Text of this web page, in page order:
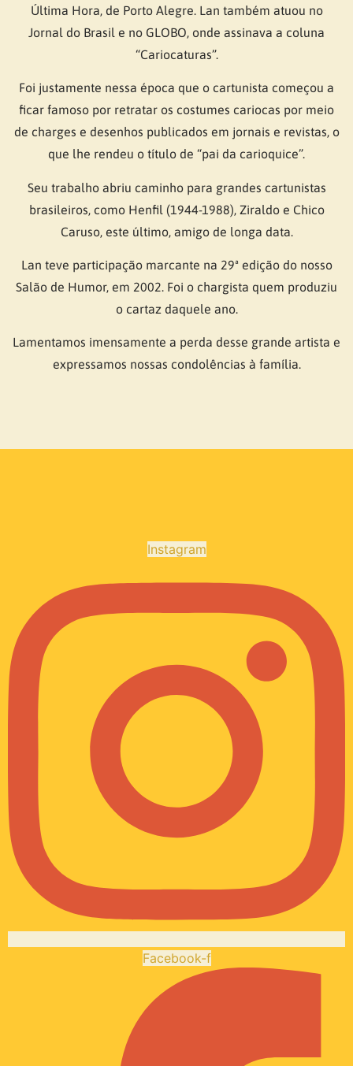
Última Hora, de Porto Alegre. Lan também atuou no
Jornal do Brasil e no GLOBO, onde assinava a coluna
“Cariocaturas”.
Foi justamente nessa época que o cartunista começou a
ficar famoso por retratar os costumes cariocas por meio
de charges e desenhos publicados em jornais e revistas, o
que lhe rendeu o título de “pai da carioquice”.
Seu trabalho abriu caminho para grandes cartunistas
brasileiros, como Henfil (1944-1988), Ziraldo e Chico
Caruso, este último, amigo de longa data.
Lan teve participação marcante na 29ª edição do nosso
Salão de Humor, em 2002. Foi o chargista quem produziu
o cartaz daquele ano.
Lamentamos imensamente a perda desse grande artista e
expressamos nossas condolências à família.
Instagram
Facebook-f